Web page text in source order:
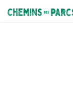
Chemins des Parcs